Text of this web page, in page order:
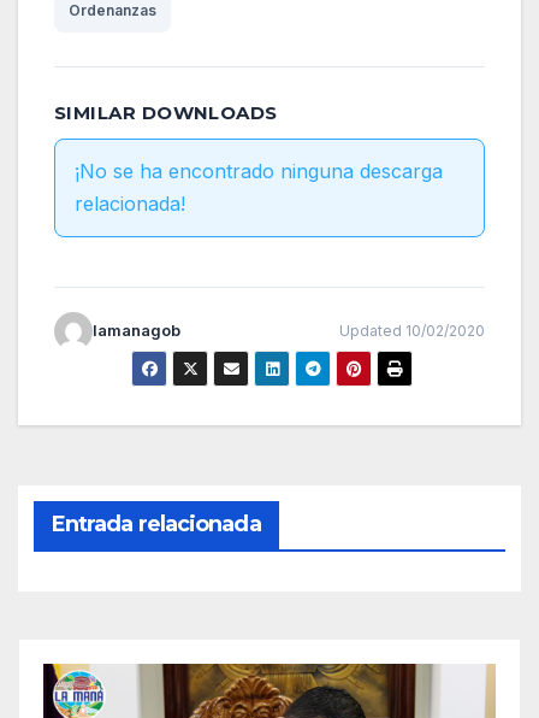
Ordenanzas
SIMILAR DOWNLOADS
¡No se ha encontrado ninguna descarga
relacionada!
lamanagob Updated 10/02/2020
Entrada relacionada